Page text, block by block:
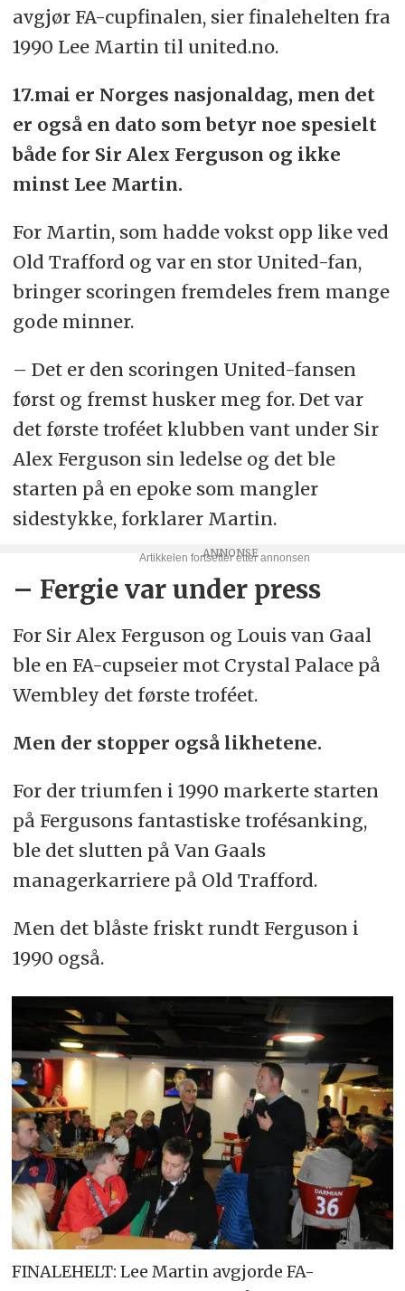
avgjør FA-cupfinalen, sier finalehelten fra
1990 Lee Martin til united.no.
17.mai er Norges nasjonaldag, men det
er også en dato som betyr noe spesielt
både for Sir Alex Ferguson og ikke
minst Lee Martin.
For Martin, som hadde vokst opp like ved
Old Trafford og var en stor United-fan,
bringer scoringen fremdeles frem mange
gode minner.
– Det er den scoringen United-fansen
først og fremst husker meg for. Det var
det første troféet klubben vant under Sir
Alex Ferguson sin ledelse og det ble
starten på en epoke som mangler
sidestykke, forklarer Martin.
– Fergie var under press
For Sir Alex Ferguson og Louis van Gaal
ble en FA-cupseier mot Crystal Palace på
Wembley det første troféet.
Men der stopper også likhetene.
For der triumfen i 1990 markerte starten
på Fergusons fantastiske trofésanking,
ble det slutten på Van Gaals
managerkarriere på Old Trafford.
Men det blåste friskt rundt Ferguson i
1990 også.
FINALEHELT: Lee Martin avgjorde FA-